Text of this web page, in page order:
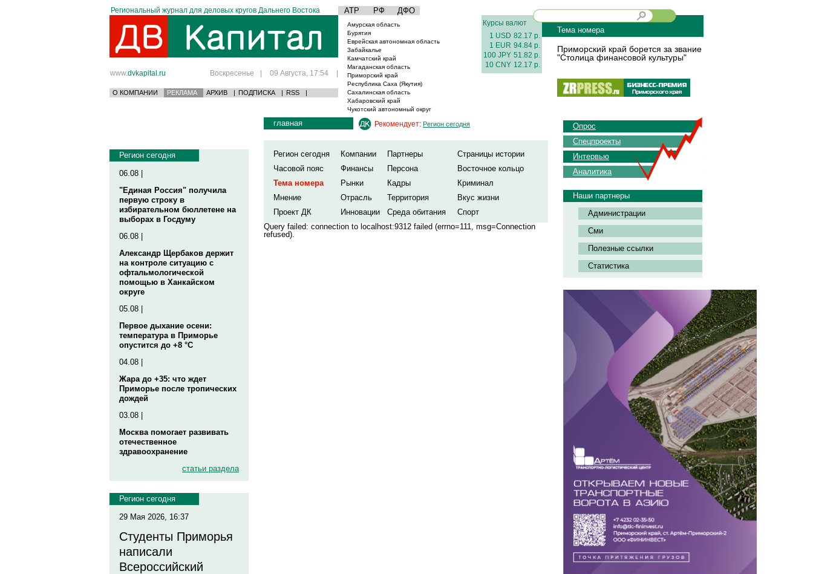
Региональный журнал для деловых кругов Дальнего Востока АТР РФ ДФО
www.dvkapital.ru Воскресенье | 09 Августа, 17:54 |
О КОМПАНИИ РЕКЛАМА АРХИВ | ПОДПИСКА | RSS |
Амурская область
Бурятия
Еврейская автономная область
Забайкалье
Камчатский край
Магаданская область
Приморский край
Республика Саха (Якутия)
Сахалинская область
Хабаровский край
Чукотский автономный округ
Курсы валют
1 USD 82.17 р.
1 EUR 94.84 р.
100 JPY 51.82 р.
10 CNY 12.17 р.
Тема номера
Приморский край борется за звание
"Столица финансовой культуры"
Регион сегодня
06.08 |
"Единая Россия" получила
первую строку в
избирательном бюллетене на
выборах в Госдуму
06.08 |
Александр Щербаков держит
на контроле ситуацию с
офтальмологической
помощью в Ханкайском
округе
05.08 |
Первое дыхание осени:
температура в Приморье
опустится до +8 °C
04.08 |
Жара до +35: что ждет
Приморье после тропических
дождей
03.08 |
Москва помогает развивать
отечественное
здравоохранение
статьи раздела
Регион сегодня
29 Мая 2026, 16:37
Студенты Приморья
написали
Всероссийский
главная Рекомендует: Регион сегодня
Регион сегодня Компании Партнеры
Страницы истории
Часовой пояс
Финансы Персона
Восточное кольцо
Тема номера
Рынки Кадры
Криминал
Мнение
Отрасль Территория
Вкус жизни
Проект ДК
Инновации Среда обитания
Спорт
Query failed: connection to localhost:9312 failed (errno=111, msg=Connection
refused).
Опрос
Спецпроекты
Интервью
Аналитика
Наши партнеры
Администрации
Сми
Полезные ссылки
Статистика